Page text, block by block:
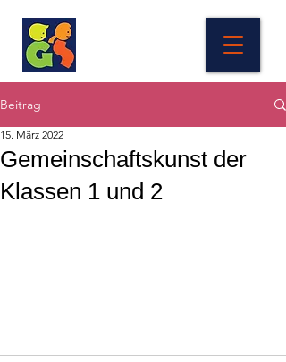
Beitrag
Gemeinschaftskunst der
Klassen 1 und 2
15. März 2022